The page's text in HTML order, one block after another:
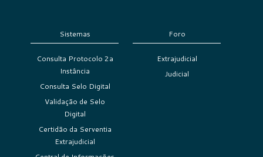
Sistemas
Consulta Protocolo 2a
Instância
Consulta Selo Digital
Validação de Selo
Digital
Certidão da Serventia
Extrajudicial
Foro
Extrajudicial
Judicial